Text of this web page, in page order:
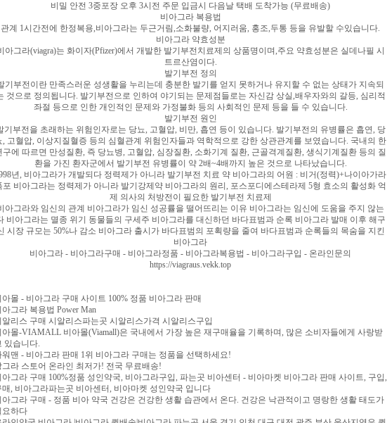
비밀 안전 3중포장 오후 3시전 주문 입금시 다음날 택배 도착가능 (무료배송)
비아그라 복용법
관계 1시간전에 한정복용,비아그라는 두근거림,소화불량, 어지러움, 홍조,두통 등을 유발할 수있습니다.
비아그라 약효성분
아그라(viagra)는 화이자(Pfizer)에서 개발한 발기부전치료제의 상품명이며,주요 약효성분은 실데나필 시
트르산염이다.
발기부전 정의
기부전이란 만족스러운 성생활을 누리는데 충분한 발기를 얻지 못하거나 유지할 수 없는 상태가 지속되
것으로 정의됩니다. 발기부전으로 인하여 야기되는 문제점들로는 자신감 상실,배우자와의 갈등, 심리적
좌절 등으로 인한 개인적인 문제와 가정불화 등의 사회적인 문제 등을 들 수 있습니다.
발기부전 원인
기부전을 초래하는 위험인자로는 당뇨, 고혈압, 비만, 흡연 등이 있습니다. 발기부전의 유병률은 흡연, 당
, 고혈압, 이상지질혈증 등의 심혈관계 위험인자들과 역학적으로 강한 상관관계를 보였습니다. 국내의 한
구에 따르면 만성질환, 즉 당뇨병, 고혈압, 심장질환, 소화기계 질환, 근골격계질환, 생식기계질환 등의 질
환을 가진 환자군에서 발기부전 유병률이 약 2배~4배까지 높은 것으로 나타났습니다.
년, 비아그라가 개발되다 정력제가 아니라 발기부전 치료 약 비아그라의 어원 : 비거(정력)+나이아가라
포 비아그라는 정력제가 아니라 발기강제약 비아그라의 원리, 포스포디에스테라제 5형 효소의 활성화 억
제 의사의 처방전이 필요한 발기부전 치료제
아그라와 임신의 관계 비아그라가 임신 성공률을 떨어뜨리는 이유 비아그라는 임신에 도움을 주지 않는
비아그라는 멸종 위기 동물들의 구세주 비아그라를 대신하던 바다표범과 순록 비아그라 발매 이후 해구
시장 규모는 50%나 감소 비아그라 출시가 바다표범의 포획량을 줄여 바다표범과 순록들의 목숨을 지킨
비아그라
비아그라 - 비아그라구매 - 비아그라정품 - 비아그라복용법 - 비아그라구입 - 온라인문의
https://viagraus.vekk.top
아몰 - 비아그라 구매 사이트 100% 정품 비아그라 판매
아그라 복용법 Power Man
알리스 구매 시알리스파는곳 시알리스가격 시알리스구입
아몰-VIAMALL 비아몰(Viamall)은 국내에서 가장 높은 재구매율을 기록하며, 많은 소비자들에게 사랑받
있습니다.
워맨 - 비아그라 판매 1위 비아그라 구매는 정품을 선택하세요!
그라 스토어 온라인 최저가! 전국 무료배송!
아그라 구매 100%정품 성인약국, 비아그라구입, 파는곳 비아센터 - 비아마켓 비아그라 판매 사이트, 구입,
매, 비아그라파는곳 비아센터, 비아마켓 성인약국 입니다
아그라 구매 - 정품 비아 약국 건강은 건강한 생활 습관에서 온다. 건강은 낙관적이고 명랑한 생활 태도가
요하다